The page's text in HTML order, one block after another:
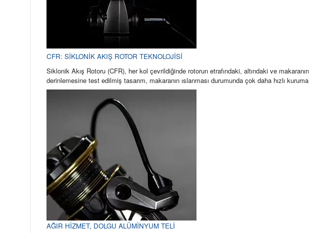
CFR: SİKLONİK AKIŞ ROTOR TEKNOLOJİSİ
Siklonik Akış Rotoru (CFR), her kol çevrildiğinde rotorun etrafındaki, altındaki ve
derinlemesine test edilmiş tasarım, makaranın ıslanması durumunda çok daha hızlı
AĞIR HİZMET, DOLGU ALÜMİNYUM TELİ